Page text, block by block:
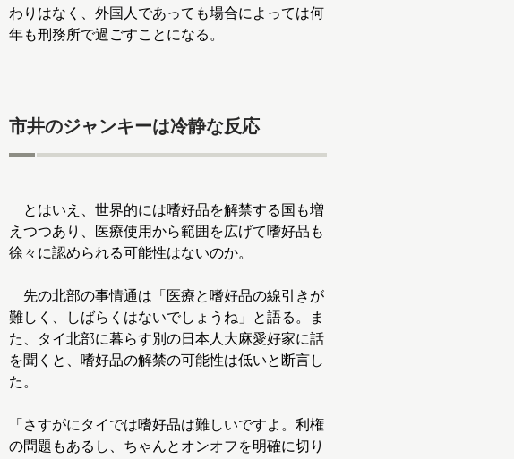
わりはなく、外国人であっても場合によっては何
年も刑務所で過ごすことになる。
市井のジャンキーは冷静な反応
とはいえ、世界的には嗜好品を解禁する国も増
えつつあり、医療使用から範囲を広げて嗜好品も
徐々に認められる可能性はないのか。
先の北部の事情通は「医療と嗜好品の線引きが
難しく、しばらくはないでしょうね」と語る。ま
た、タイ北部に暮らす別の日本人大麻愛好家に話
を聞くと、嗜好品の解禁の可能性は低いと断言し
た。
「さすがにタイでは嗜好品は難しいですよ。利権
の問題もあるし、ちゃんとオンオフを明確に切り